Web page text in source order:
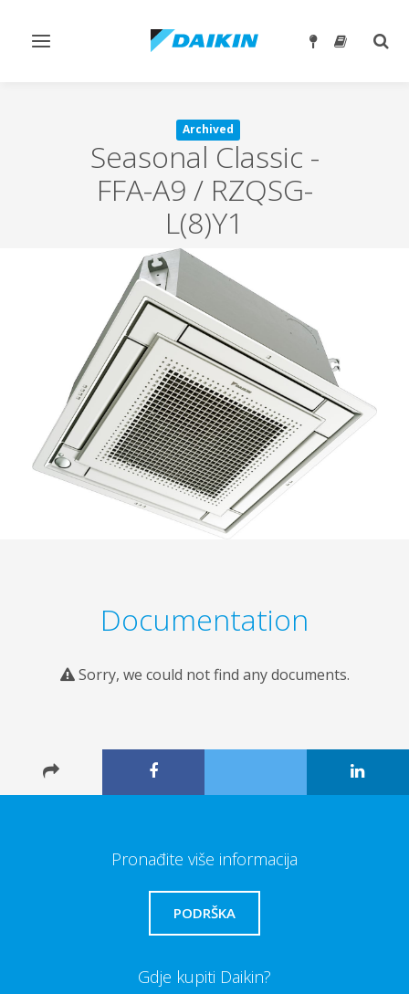
Toggle
Archived
Seasonal Classic -
FFA-A9 / RZQSG-
L(8)Y1
Documentation
Sorry, we could not find any documents.
Pronađite više informacija
PODRŠKA
Gdje kupiti Daikin?